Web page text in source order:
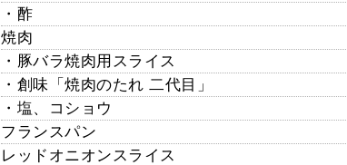
・酢
焼肉
・豚バラ焼肉用スライス
・創味「焼肉のたれ 二代目」
・塩、コショウ
フランスパン
レッドオニオンスライス